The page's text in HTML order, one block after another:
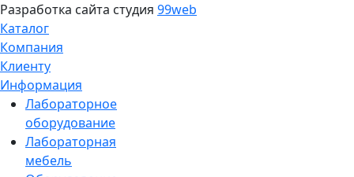
Разработка сайта студия 99web
Каталог
Компания
Клиенту
Информация
Лабораторное
оборудование
Лабораторная
мебель